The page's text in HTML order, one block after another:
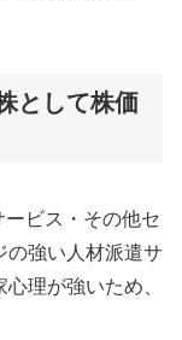
として株価
ビス・その他セ
の強い人材派遣サ
理が強いため、